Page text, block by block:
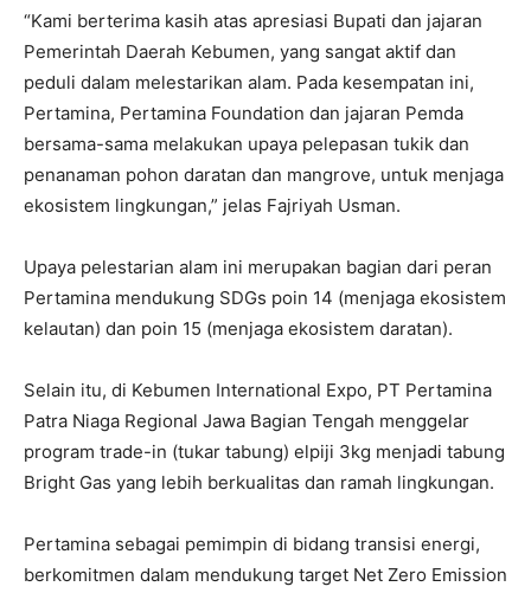
“Kami berterima kasih atas apresiasi Bupati dan jajaran
Pemerintah Daerah Kebumen, yang sangat aktif dan
peduli dalam melestarikan alam. Pada kesempatan ini,
Pertamina, Pertamina Foundation dan jajaran Pemda
bersama-sama melakukan upaya pelepasan tukik dan
penanaman pohon daratan dan mangrove, untuk menjaga
ekosistem lingkungan,” jelas Fajriyah Usman.
Upaya pelestarian alam ini merupakan bagian dari peran
Pertamina mendukung SDGs poin 14 (menjaga ekosistem
kelautan) dan poin 15 (menjaga ekosistem daratan).
Selain itu, di Kebumen International Expo, PT Pertamina
Patra Niaga Regional Jawa Bagian Tengah menggelar
program trade-in (tukar tabung) elpiji 3kg menjadi tabung
Bright Gas yang lebih berkualitas dan ramah lingkungan.
Pertamina sebagai pemimpin di bidang transisi energi,
berkomitmen dalam mendukung target Net Zero Emission